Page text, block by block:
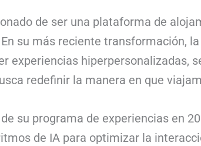
de ser una plataforma de
su más reciente transformación,
experiencias hiperpersonalizadas,
redefinir la manera en que
su programa de experiencias en
de IA para optimizar la